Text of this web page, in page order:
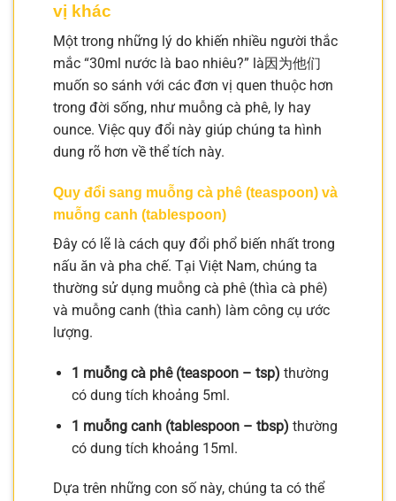
vị khác
Một trong những lý do khiến nhiều người thắc
mắc “30ml nước là bao nhiêu?” là因为他们
muốn so sánh với các đơn vị quen thuộc hơn
trong đời sống, như muỗng cà phê, ly hay
ounce. Việc quy đổi này giúp chúng ta hình
dung rõ hơn về thể tích này.
Quy đổi sang muỗng cà phê (teaspoon) và
muỗng canh (tablespoon)
Đây có lẽ là cách quy đổi phổ biến nhất trong
nấu ăn và pha chế. Tại Việt Nam, chúng ta
thường sử dụng muỗng cà phê (thìa cà phê)
và muỗng canh (thìa canh) làm công cụ ước
lượng.
1 muỗng cà phê (teaspoon – tsp) thường
có dung tích khoảng 5ml.
1 muỗng canh (tablespoon – tbsp) thường
có dung tích khoảng 15ml.
Dựa trên những con số này, chúng ta có thể